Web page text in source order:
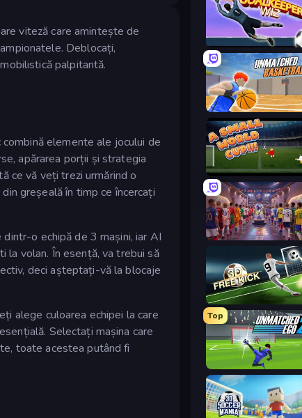
viteză care amintește de
Deblocați,
palpitantă.
elemente ale jocului de
apărarea porții și strategia
ce vă veți trezi urmărind o
greșeală în timp ce încercați
o echipă de 3 mașini, iar AI
la volan. În esență, va trebui să
deci așteptați-vă la blocaje
alege culoarea echipei la care
Selectați mașina care
toate acestea putând fi
Goalkeeper Wiz
Unmatched Basketball
A Small World Cup
CG FC 26
Free Kick Classic (3D Free Kick)
Top
Unmatched Ego 2